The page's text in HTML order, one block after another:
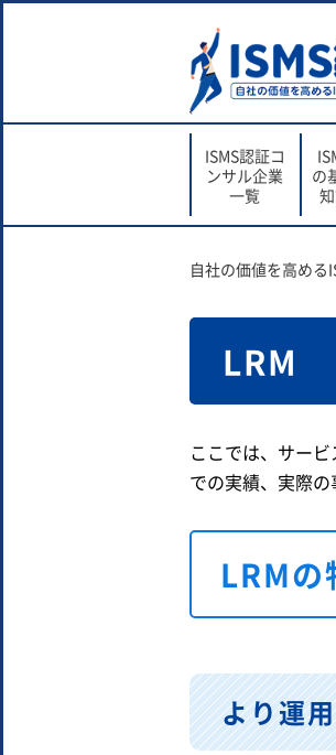
ISMS認証コ
ンサル企業
一覧
の
自社の価値を高める
LRM
ここでは、サー
での実績、実際の
LRMの
より運